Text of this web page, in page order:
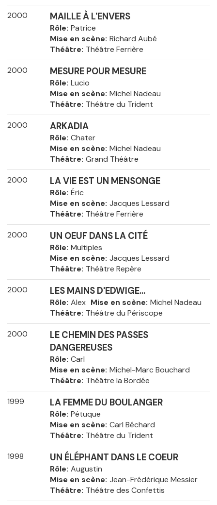
2000 MAILLE À L'ENVERS
Rôle Patrice
Mise en scène Richard Aubé
Théâtre Théâtre Ferrière
2000 MESURE POUR MESURE
Rôle Lucio
Mise en scène Michel Nadeau
Théâtre Théâtre du Trident
2000 ARKADIA
Rôle Chater
Mise en scène Michel Nadeau
Théâtre Grand Théâtre
2000 LA VIE EST UN MENSONGE
Rôle Éric
Mise en scène Jacques Lessard
Théâtre Théâtre Ferrière
2000 UN OEUF DANS LA CITÉ
Rôle Multiples
Mise en scène Jacques Lessard
Théâtre Théâtre Repère
2000 LES MAINS D'EDWIGE...
Rôle Alex Mise en scène Michel Nadeau
Théâtre Théâtre du Périscope
2000
LE CHEMIN DES PASSES
DANGEREUSES
Rôle Carl
Mise en scène Michel-Marc Bouchard
Théâtre Théâtre la Bordée
1999 LA FEMME DU BOULANGER
Rôle Pétuque
Mise en scène Carl Béchard
Théâtre Théâtre du Trident
1998 UN ÉLÉPHANT DANS LE COEUR
Rôle Augustin
Mise en scène Jean-Frédérique Messier
Théâtre Théâtre des Confettis